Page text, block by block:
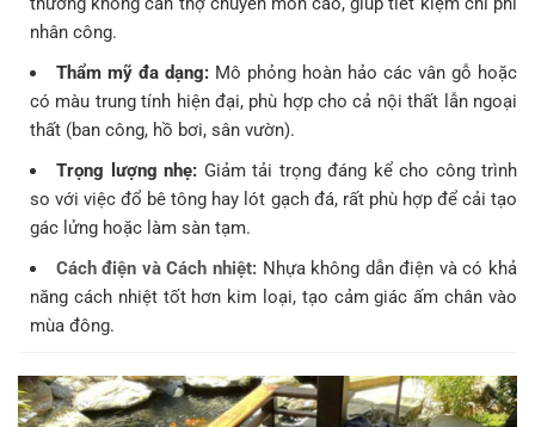
nhân công.
Thẩm mỹ đa dạng: Mô phỏng hoàn hảo các vân gỗ hoặc
có màu trung tính hiện đại, phù hợp cho cả nội thất lẫn ngoại
thất (ban công, hồ bơi, sân vườn).
Trọng lượng nhẹ: Giảm tải trọng đáng kể cho công trình
so với việc đổ bê tông hay lót gạch đá, rất phù hợp để cải tạo
gác lửng hoặc làm sàn tạm.
Cách điện và Cách nhiệt:Nhựa không dẫn điện và có khả
năng cách nhiệt tốt hơn kim loại, tạo cảm giác ấm chân vào
mùa đông.